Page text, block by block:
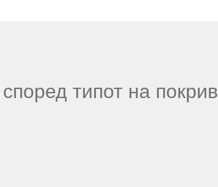
типот на покрив